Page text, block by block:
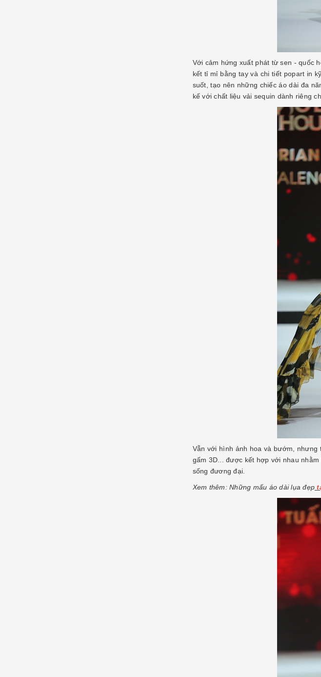
Với cảm hứng xuất phát từ sen - quốc
kết tỉ mỉ bằng tay và chi tiết popart in
suốt, tạo nên những chiếc áo dài đa
kế với chất liệu vải sequin dành riêng
Vẫn với hình ảnh hoa và bướm, nhưng
gấm 3D... được kết hợp với nhau
sống đương đại.
Xem thêm: Những mấu áo dài lụa đẹp